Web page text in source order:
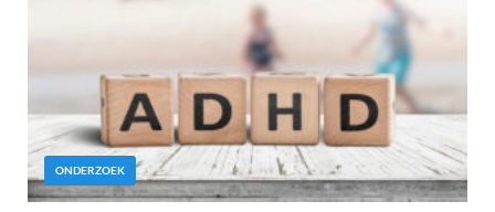
ONDERZOEK